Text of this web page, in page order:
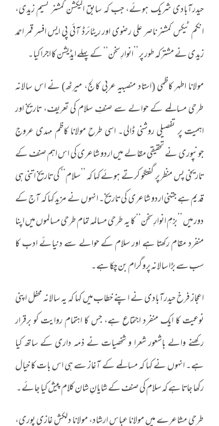
حیدرآبادی شریک ہوئے، جب کہ سابق الیکشن کمشنر نسیم زیدی،
انکم ٹیکس کمشنر ناصر علی رضوی اور ریٹائرڈ آئی پی ایس افسر قمر احمد
زیدی نے مشترکہ طور پر ’’انوارِ سخن‘‘ کے پہلے ایڈیشن کا اجرا کیا۔
مولانا اطہر کاظمی (استاد منصبیہ عربی کالج، میرٹھ) نے اس سالانہ
طرحی مسالمے کے حوالے سے صنفِ سلام کی تعریف، تاریخ اور
اہمیت پر تفصیلی روشنی ڈالی۔ اسی طرح مولانا کاظم مہدی عروج
جونپوری نے تحقیقی مقالے میں اردو شاعری کی اس اہم صنف کے
تاریخی پس منظر پر گفتگو کرتے ہوئے کہا کہ ’’سلام‘‘ کی تاریخ اتنی ہی
قدیم ہے جتنی اردو شاعری کی تاریخ۔ انہوں نے مزید کہا کہ آج کے
دور میں ’’بزمِ انوارِ سخن‘‘ کا یہ طرحی مسالمہ تمام طرحی مسالموں میں اپنا
منفرد مقام رکھتا ہے اور سلام کے حوالے سے دنیائے ادب کا
سب سے بڑا سالانہ پروگرام بن چکا ہے۔
اعجاز فرخ حیدرآبادی نے اپنے خطاب میں کہا کہ یہ سالانہ محفل اپنی
نوعیت کا ایک منفرد اجتماع ہے، جس کا اہتمام روایت کو برقرار
رکھنے والے باشعور شعرا و شخصیات نے ذمہ داری کے ساتھ کیا
ہے۔ انہوں نے کہا کہ مسالمے کے آغاز سے ہی اس بات کا خیال
رکھا جاتا ہے کہ سلام کی صنف کے شایانِ شان کلام پیش کیا جائے۔
طرحی مشاعرے میں مولانا عباس ارشاد، مولانا دلکش غازی پوری،